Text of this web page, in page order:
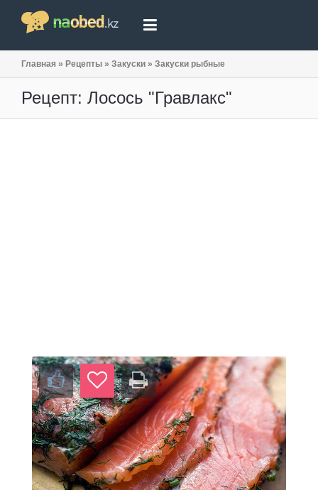
Главная » Рецепты » Закуски » Закуски рыбные
Рецепт: Лосось "Гравлакс"